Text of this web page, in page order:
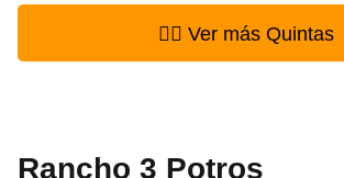
👉🏻 Ver más Quintas
Rancho 3 Potros